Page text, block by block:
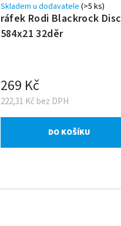
ráfek Rodi Blackrock Disc
584x21 32děr
Skladem u dodavatele (>5 ks)
222,31 Kč bez DPH
269 Kč
DO KOŠÍKU